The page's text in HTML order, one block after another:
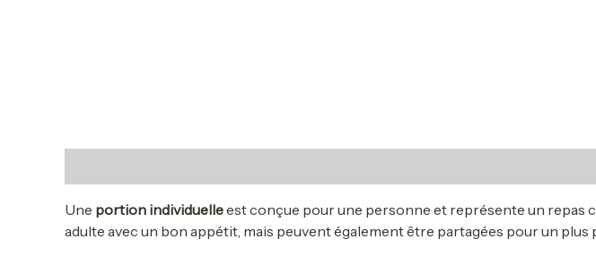
Une portion individuelleest conçue pour une personne et représente un repas
adulte avec un bon appétit, mais peuvent également être partagées pour un plus